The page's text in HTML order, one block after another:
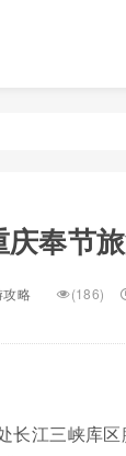
奉节
攻略 (186)
江三峡库